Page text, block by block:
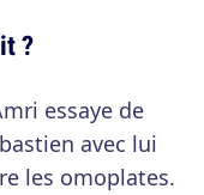
?
essaye de
avec lui
les omoplates.